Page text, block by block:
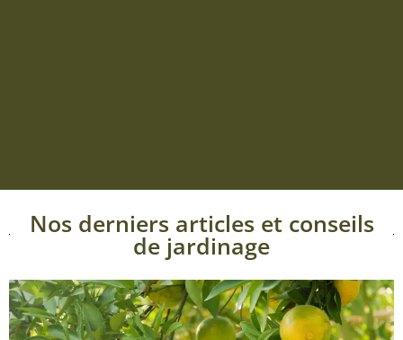
Nos derniers articles et conseils
de jardinage